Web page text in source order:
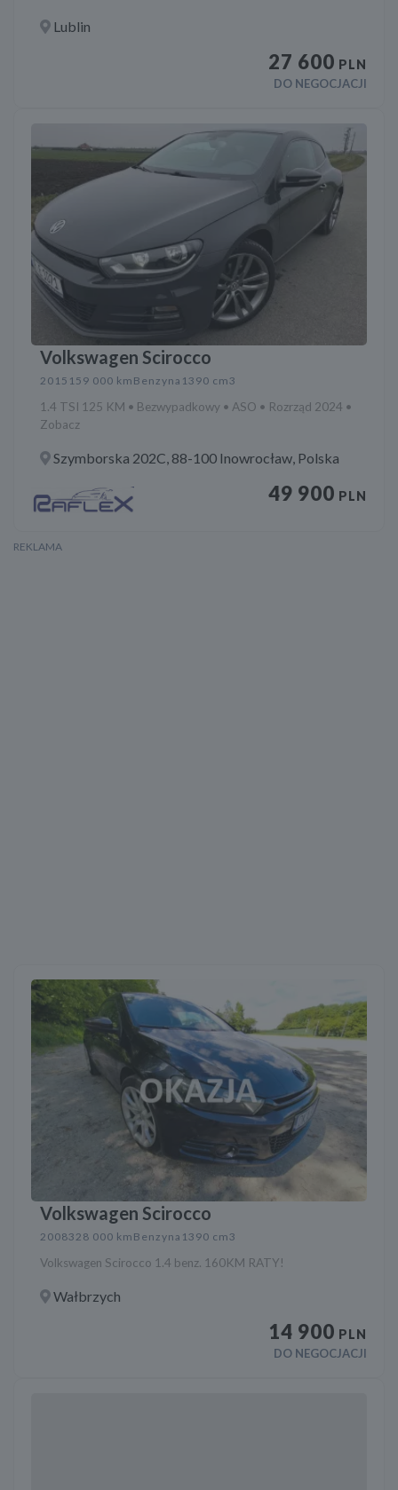
Lublin
27 600 PLN
DO NEGOCJACJI
Volkswagen Scirocco
2015 159 000 km Benzyna 1390 cm3
1.4 TSI 125 KM • Bezwypadkowy • ASO • Rozrząd 2024 •
Zobacz
Szymborska 202C, 88-100 Inowrocław, Polska
49 900 PLN
Volkswagen Scirocco
2008328 000 km Benzyna 1390 cm3
Volkswagen Scirocco 1.4 benz. 160KM RATY!
Wałbrzych
14 900 PLN
DO NEGOCJACJI